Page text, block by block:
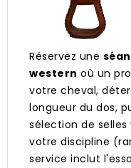
Réservez une
western où un
votre cheval,
longueur du dos,
sélection de
votre discipline
service inclut